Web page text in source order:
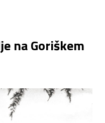
na Goriškem